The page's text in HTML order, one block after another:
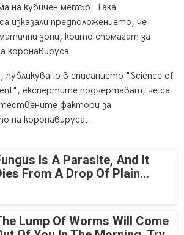
на кубичен метър. Така
изказали предположението, че
зони, които спомагат за
коронавируса.
публикувано в списанието "Science of
експертите подчертават, че са
фактори за
на коронавируса.
Is A Parasite, And It
From A Drop Of Plain...
Lump Of Worms Will Come